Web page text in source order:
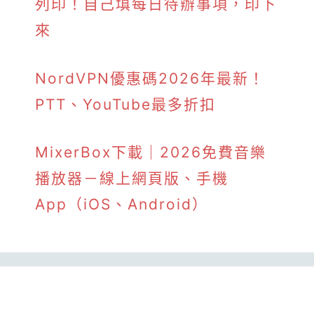
列印！自己填每日待辦事項，印下
來
NordVPN優惠碼2026年最新！
PTT、YouTube最多折扣
MixerBox下載｜2026免費音樂
播放器－線上網頁版、手機
App（iOS、Android）